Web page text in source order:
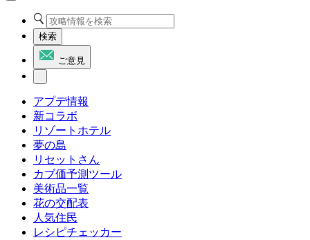
検索
ご意見
アプデ情報
新コラボ
リゾートホテル
夢の島
リセットさん
カブ価予測ツール
美術品一覧
花の交配表
人気住民
レシピチェッカー